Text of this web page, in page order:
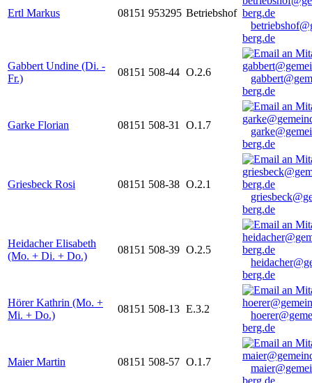
Ertl Markus 08151 953295 Betriebshof
berg.de
Gabbert Undine (Di. -
Fr.)
08151 508-44 O.2.6
berg.de
Garke Florian 08151 508-31 O.1.7
berg.de
Griesbeck Rosi 08151 508-38 O.2.1
berg.de
Heidacher Elisabeth
(Mo. + Di. + Do.)
08151 508-39 O.2.5
berg.de
Hörer Kathrin (Mo. +
Mi. + Do.)
08151 508-13 E.3.2
berg.de
Maier Martin 08151 508-57 O.1.7